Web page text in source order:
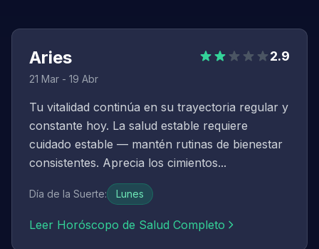
Aries
21 Mar - 19 Abr
2.9
Tu vitalidad continúa en su trayectoria regular y
constante hoy. La salud estable requiere
cuidado estable — mantén rutinas de bienestar
consistentes. Aprecia los cimientos...
Día de la Suerte: Lunes
Leer Horóscopo de Salud Completo